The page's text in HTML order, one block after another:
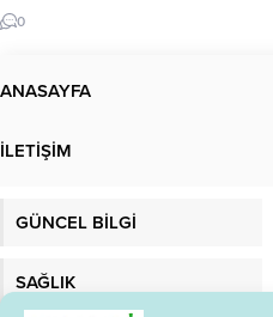
antioksidan deposu olan kiraz,
iltihaplanma ve hastalık
faydaları hakkında daha fazla bilgi
ağaçta çiçek açarak baharı, meyve
0
ANASAYFA
İLETİŞİM
GÜNCEL BİLGİ
SAĞLIK